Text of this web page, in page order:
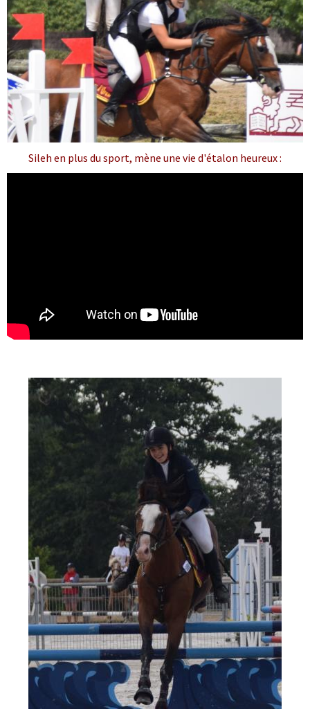
Sileh en plus du sport, mène une vie d'étalon heureux :